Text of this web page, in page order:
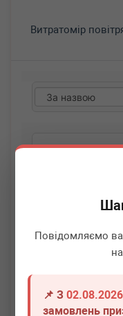
Повідомляємо
📌 З02.08.2026
замовлень
Витратомір
BLUE PRINT